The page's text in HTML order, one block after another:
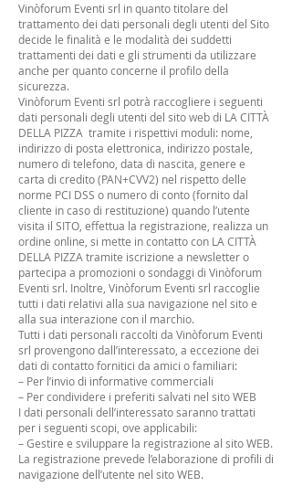
Vinòforum Eventi srl in quanto titolare del
trattamento dei dati personali degli utenti del Sito
decide le finalità e le modalità dei suddetti
trattamenti dei dati e gli strumenti da utilizzare
anche per quanto concerne il profilo della
sicurezza.
Vinòforum Eventi srl potrà raccogliere i seguenti
dati personali degli utenti del sito web di LA CITTÀ
DELLA PIZZA tramite i rispettivi moduli: nome,
indirizzo di posta elettronica, indirizzo postale,
numero di telefono, data di nascita, genere e
carta di credito (PAN+CVV2) nel rispetto delle
norme PCI DSS o numero di conto (fornito dal
cliente in caso di restituzione) quando l’utente
visita il SITO, effettua la registrazione, realizza un
ordine online, si mette in contatto con LA CITTÀ
DELLA PIZZA tramite iscrizione a newsletter o
partecipa a promozioni o sondaggi di Vinòforum
Eventi srl. Inoltre, Vinòforum Eventi srl raccoglie
tutti i dati relativi alla sua navigazione nel sito e
alla sua interazione con il marchio.
Tutti i dati personali raccolti da Vinòforum Eventi
srl provengono dall’interessato, a eccezione dei
dati di contatto fornitici da amici o familiari:
– Per l’invio di informative commerciali
– Per condividere i preferiti salvati nel sito WEB
I dati personali dell’interessato saranno trattati
per i seguenti scopi, ove applicabili:
– Gestire e sviluppare la registrazione al sito WEB.
La registrazione prevede l’elaborazione di profili di
navigazione dell’utente nel sito WEB.